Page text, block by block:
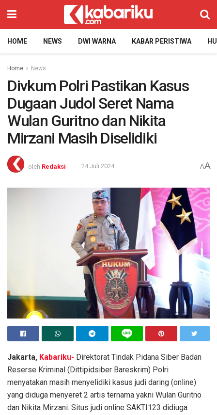
HOME NEWS DWI WARNA KABAR PERISTIWA
Home News
Divkum Polri Pastikan Kasus
Dugaan Judol Seret Nama
Wulan Guritno dan Nikita
Mirzani Masih Diselidiki
oleh Redaksi 24 Juli 2024 AA
Jakarta, Kabariku- Direktorat Tindak Pidana Siber Badan
Reserse Kriminal (Dittipidsiber Bareskrim) Polri
menyatakan masih menyelidiki kasus judi daring (online)
yang diduga menyeret 2 artis ternama yakni Wulan Guritno
dan Nikita Mirzani. Situs judi online SAKTI123 didiuga